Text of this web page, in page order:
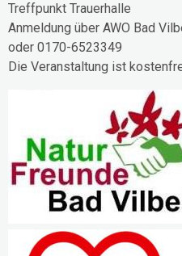
Treffpunkt Trauerhalle
Anmeldung über AWO Bad
oder 0170-6523349
Die Veranstaltung ist